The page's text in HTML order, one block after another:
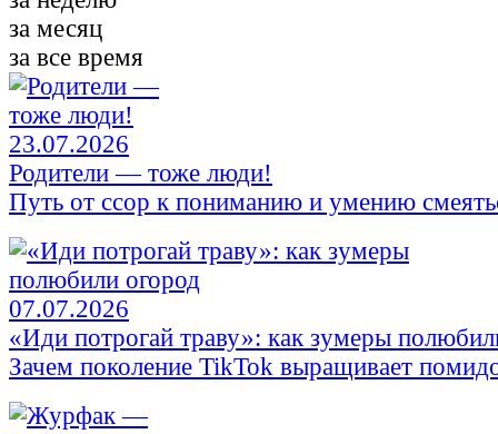
за месяц
за все время
23.07.2026
Родители — тоже люди!
Путь от ссор к пониманию и умению
07.07.2026
«Иди потрогай траву»: как зумеры
Зачем поколение TikTok выращивает